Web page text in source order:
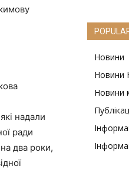
надали
ради
два роки,
Новини
Новини
Новини